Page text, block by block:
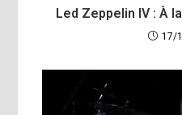
Led Zeppelin IV : À
17/